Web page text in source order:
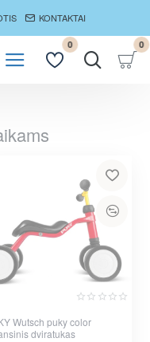
KONTAKTAI
0 0
Wutsch puky color
dviratukas